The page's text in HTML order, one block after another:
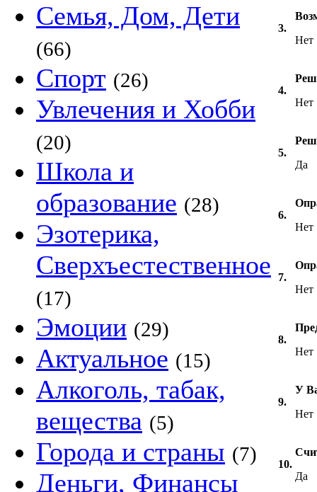
Семья, Дом, Дети
(66)
Спорт (26)
Увлечения и Хобби
(20)
Школа и
образование (28)
Эзотерика,
Сверхъестественное
(17)
Эмоции (29)
Актуальное (15)
Алкоголь, табак,
вещества (5)
Города и страны (7)
Деньги, Финансы
3.
Нет
4.
Нет
5.
Да
6.
Нет
7.
Нет
8.
Нет
9.
У
Нет
10.
Да